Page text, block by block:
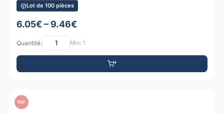
Lot de 100 pièces
6.05€ – 9.46€
Quantité: Min: 1
PDF